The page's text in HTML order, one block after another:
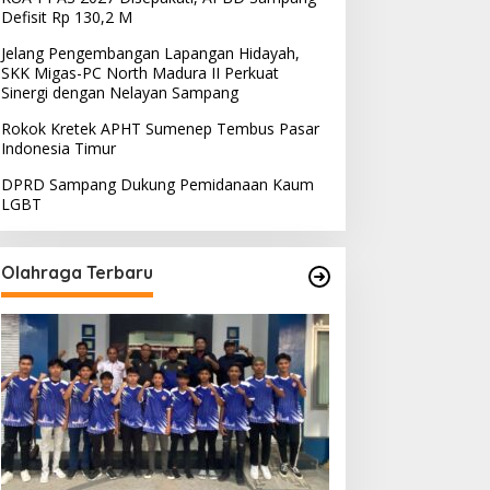
Defisit Rp 130,2 M
Jelang Pengembangan Lapangan Hidayah,
SKK Migas-PC North Madura II Perkuat
Sinergi dengan Nelayan Sampang
Rokok Kretek APHT Sumenep Tembus Pasar
Indonesia Timur
DPRD Sampang Dukung Pemidanaan Kaum
LGBT
Olahraga Terbaru